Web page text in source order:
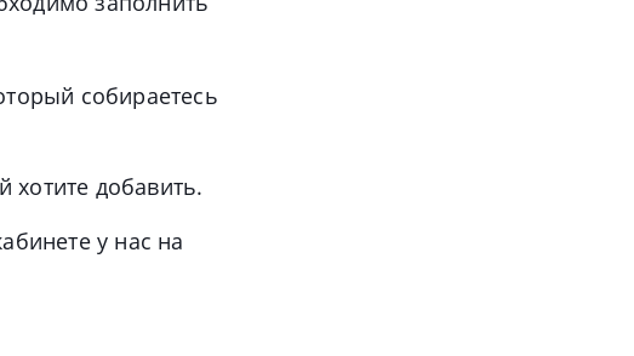
собираетесь
добавить.
у нас на